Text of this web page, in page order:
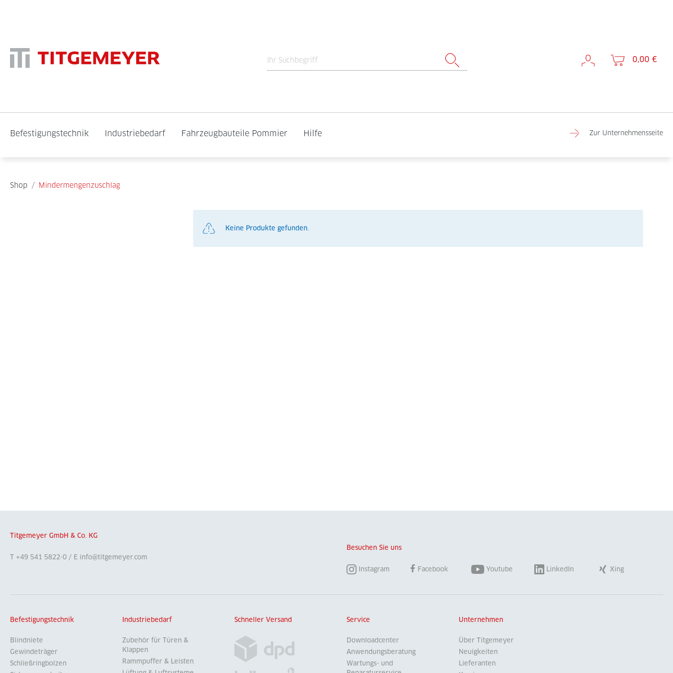
0,00 €
Befestigungstechnik Industriebedarf Fahrzeugbauteile Pommier Hilfe Zur Unternehmensseite
Shop / Mindermengenzuschlag
Keine Produkte gefunden.
Titgemeyer GmbH & Co. KG
T +49 541 5822-0 / E info@titgemeyer.com
Besuchen Sie uns
Instagram Facebook Youtube LinkedIn Xing
Befestigungstechnik
Blindniete
Gewindeträger
Schließringbolzen
Industriebedarf
Zubehör für Türen &
Klappen
Rammpuffer & Leisten
Schneller Versand Service
Downloadcenter
Anwendungsberatung
Wartungs- und
Unternehmen
Über Titgemeyer
Neuigkeiten
Lieferanten